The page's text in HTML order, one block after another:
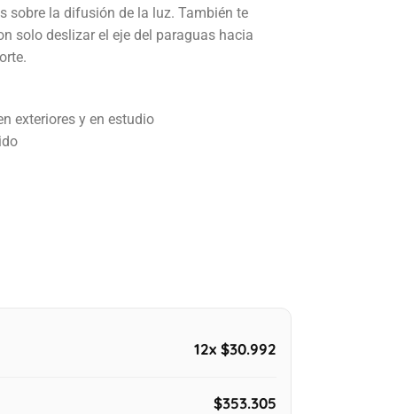
sobre la difusión de la luz. También te
solo deslizar el eje del paraguas hacia
exteriores y en estudio
12x $30.992
$353.305